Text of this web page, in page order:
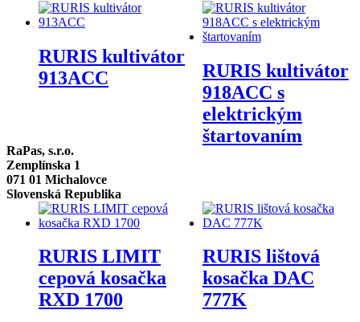
RURIS kultivátor
913ACC
RURIS kultivátor
918ACC s
elektrickým
štartovaním
RURIS LIMIT
cepová kosačka
RXD 1700
RURIS lištová
kosačka DAC
777K
RaPas, s.r.o.
Zemplínska 1
071 01 Michalovce
Slovenská Republika